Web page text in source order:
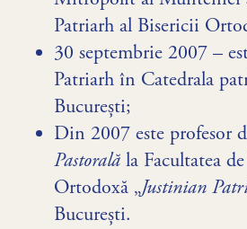
Patriarh al Bisericii
30 septembrie 2007 –
Patriarh în Catedrala
București;
Din 2007 este profesor
Pastorală la Facultatea
Ortodoxă „Justinian
Bucureşti.